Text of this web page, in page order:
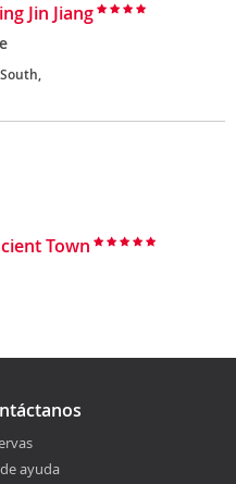
Jin Jiang
Town
ayuda